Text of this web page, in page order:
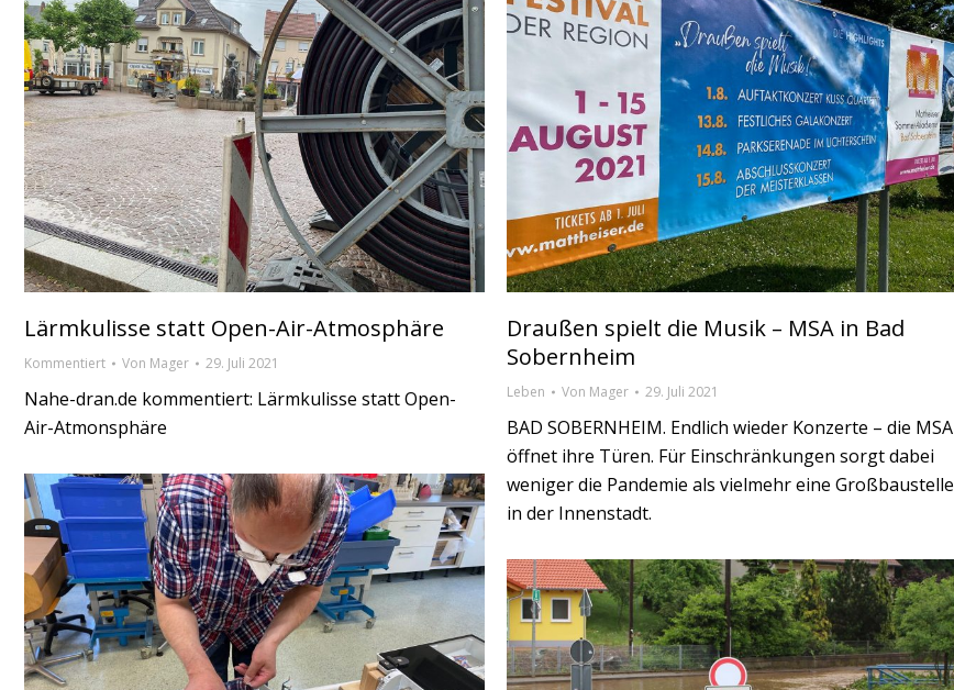
Lärmkulisse statt Open-Air-Atmosphäre
Kommentiert Von Mager 29. Juli 2021
Nahe-dran.de kommentiert: Lärmkulisse statt Open-
Air-Atmonsphäre
Draußen spielt die Musik – MSA in Bad
Sobernheim
Leben Von Mager 29. Juli 2021
BAD SOBERNHEIM. Endlich wieder Konzerte – die MSA
öffnet ihre Türen. Für Einschränkungen sorgt dabei
weniger die Pandemie als vielmehr eine Großbaustelle
in der Innenstadt.